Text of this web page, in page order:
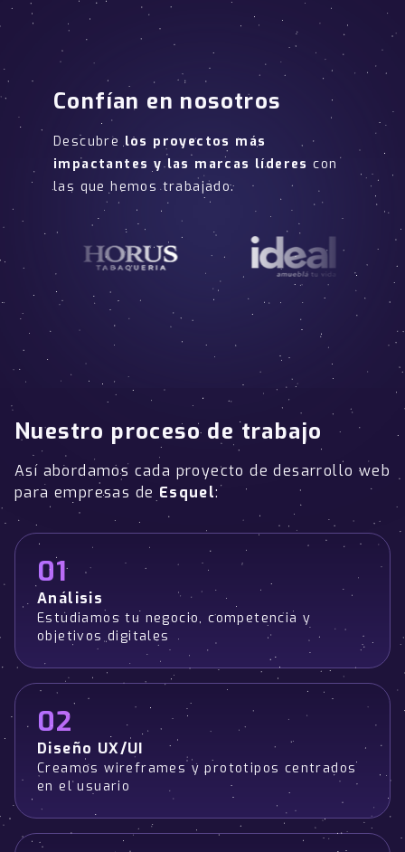
Confían en nosotros
Descubrelos proyectos más
impactantes y las marcas líderes con
las que hemos trabajado.
Nuestro proceso de trabajo
Así abordamos cada proyecto de desarrollo web
para empresas de Esquel:
01
Análisis
Estudiamos tu negocio, competencia y
objetivos digitales
02
Diseño UX/UI
Creamos wireframes y prototipos centrados
en el usuario